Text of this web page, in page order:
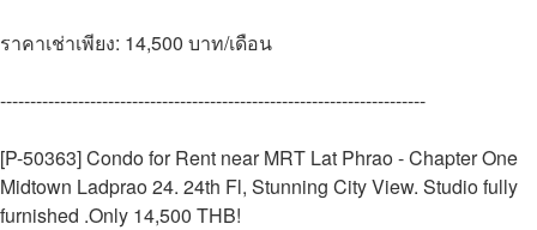
ราคาเช่าเพียง: 14,500 บาท/เดือน
-----------------------------------------------------------------------
[P-50363] Condo for Rent near MRT Lat Phrao - Chapter One
Midtown Ladprao 24. 24th Fl, Stunning City View. Studio fully
furnished .Only 14,500 THB!